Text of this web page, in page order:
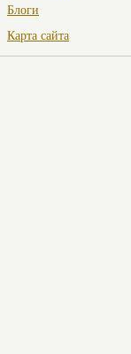
Блоги
Карта сайта